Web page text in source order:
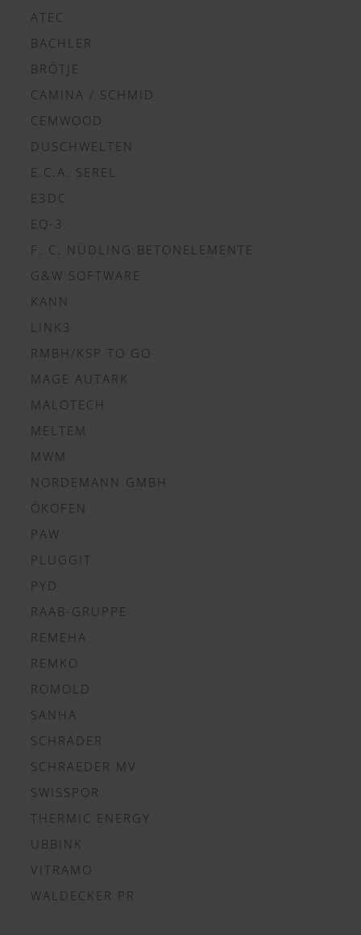
ATEC
BACHLER
BRÖTJE
CAMINA / SCHMID
CEMWOOD
DUSCHWELTEN
E.C.A. SEREL
E3DC
EQ-3
F. C. NÜDLING BETONELEMENTE
G&W SOFTWARE
KANN
LINK3
RMBH/KSP TO GO
MAGE AUTARK
MALOTECH
MELTEM
MWM
NORDEMANN GMBH
ÖKOFEN
PAW
PLUGGIT
PYD
RAAB-GRUPPE
REMEHA
REMKO
ROMOLD
SANHA
SCHRÄDER
SCHRAEDER MV
SWISSPOR
THERMIC ENERGY
UBBINK
VITRAMO
WALDECKER PR